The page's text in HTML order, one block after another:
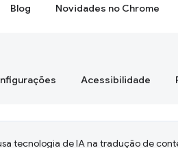
Blog Novidades no Chrome
Acessibilidade
tecnologia de IA na tradução de